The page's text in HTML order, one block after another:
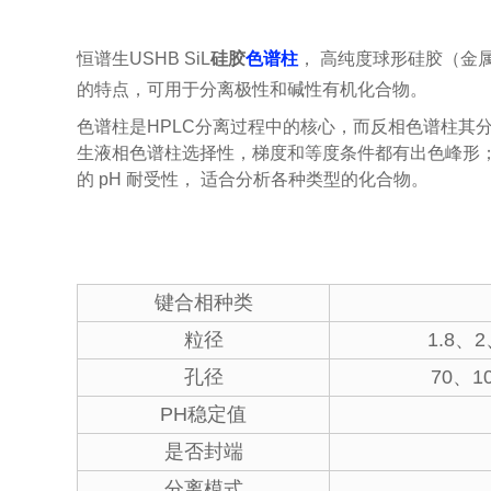
恒谱生USHB SiL硅胶色谱柱 ， 高纯度球形硅胶（金
的特点，可用于分离极性和碱性有机化合物。
色谱柱是HPLC分离过程中的核心，而反相色谱柱其
生液相色谱柱选择性，梯度和等度条件都有出色峰形
的 pH 耐受性， 适合分析各种类型的化合物。
键合相种类
粒径
1.8、
孔径
70、
PH稳定值
是否封端